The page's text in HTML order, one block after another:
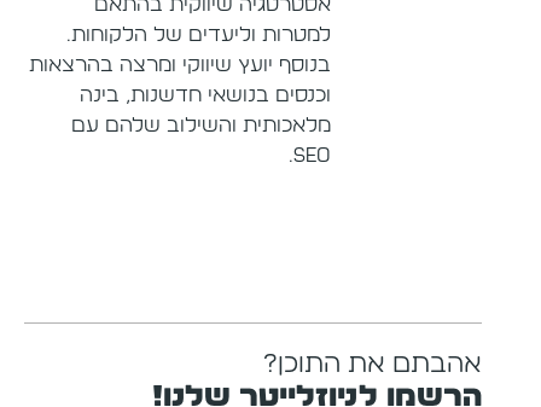
אסטרטגיה שיווקית בהתאם
למטרות וליעדים של הלקוחות.
בנוסף יועץ שיווקי ומרצה בהרצאות
וכנסים בנושאי חדשנות, בינה
מלאכותית והשילוב שלהם עם
SEO.
אהבתם את התוכן?
הרשמו לניוזלייטר שלנו!